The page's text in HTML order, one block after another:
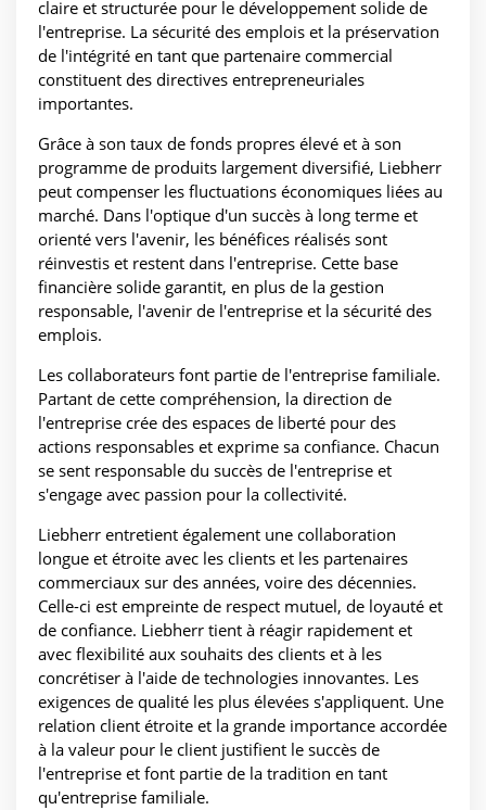
claire et structurée pour le développement solide de
l'entreprise. La sécurité des emplois et la préservation
de l'intégrité en tant que partenaire commercial
constituent des directives entrepreneuriales
importantes.
Grâce à son taux de fonds propres élevé et à son
programme de produits largement diversifié, Liebherr
peut compenser les fluctuations économiques liées au
marché. Dans l'optique d'un succès à long terme et
orienté vers l'avenir, les bénéfices réalisés sont
réinvestis et restent dans l'entreprise. Cette base
financière solide garantit, en plus de la gestion
responsable, l'avenir de l'entreprise et la sécurité des
emplois.
Les collaborateurs font partie de l'entreprise familiale.
Partant de cette compréhension, la direction de
l'entreprise crée des espaces de liberté pour des
actions responsables et exprime sa confiance. Chacun
se sent responsable du succès de l'entreprise et
s'engage avec passion pour la collectivité.
Liebherr entretient également une collaboration
longue et étroite avec les clients et les partenaires
commerciaux sur des années, voire des décennies.
Celle-ci est empreinte de respect mutuel, de loyauté et
de confiance. Liebherr tient à réagir rapidement et
avec flexibilité aux souhaits des clients et à les
concrétiser à l'aide de technologies innovantes. Les
exigences de qualité les plus élevées s'appliquent. Une
relation client étroite et la grande importance accordée
à la valeur pour le client justifient le succès de
l'entreprise et font partie de la tradition en tant
qu'entreprise familiale.